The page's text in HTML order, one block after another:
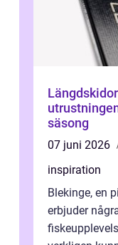
Längdskidor
säsong
07 juni 2026
inspiration
Blekinge, en
erbjuder